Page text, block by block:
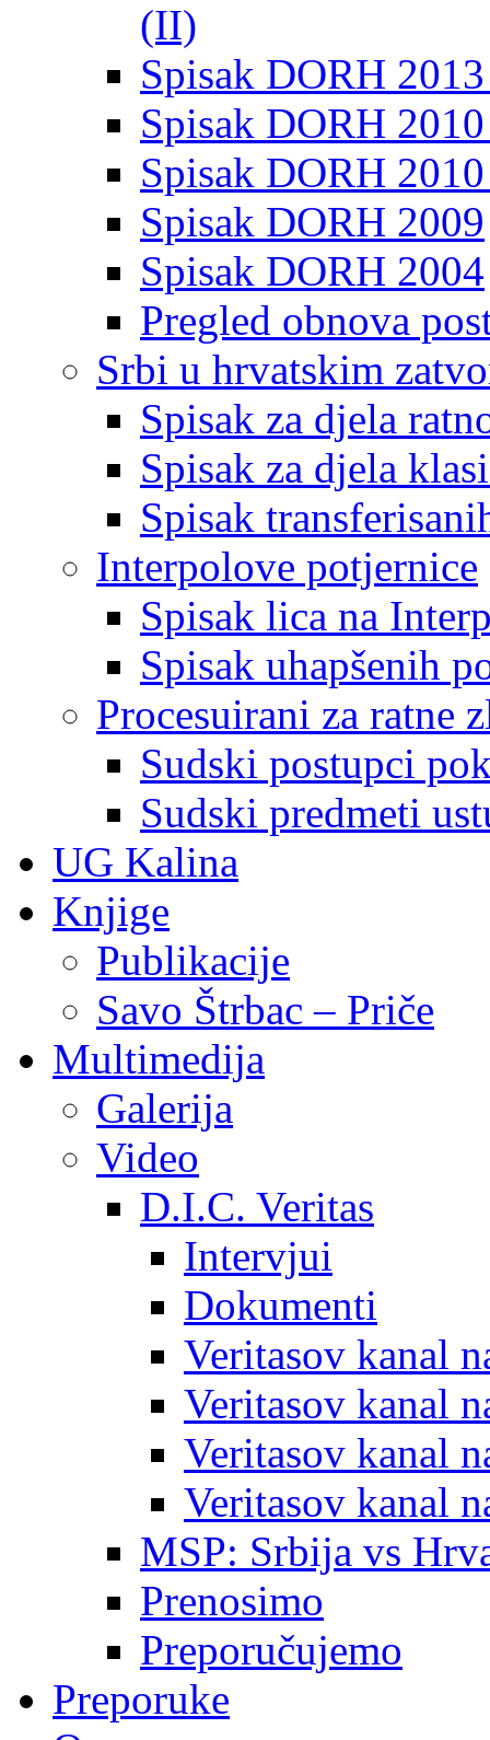
(II)
Spisak DORH
Spisak DORH
Spisak DORH
Spisak DORH 2009
Spisak DORH 2004
Pregled obnova
Srbi u hrvatskim
Spisak za djela
Spisak za djela
Spisak
Interpolove potjernice
Spisak lica na
Spisak uhapšenih
Procesuirani za ratne
Sudski postupci
Sudski predmeti
UG Kalina
Knjige
Publikacije
Savo Štrbac – Priče
Multimedija
Galerija
Video
D.I.C. Veritas
Intervjui
Dokumenti
Veritasov kanal
Veritasov kanal
Veritasov kanal
Veritasov kanal
MSP: Srbija vs
Prenosimo
Preporučujemo
Preporuke